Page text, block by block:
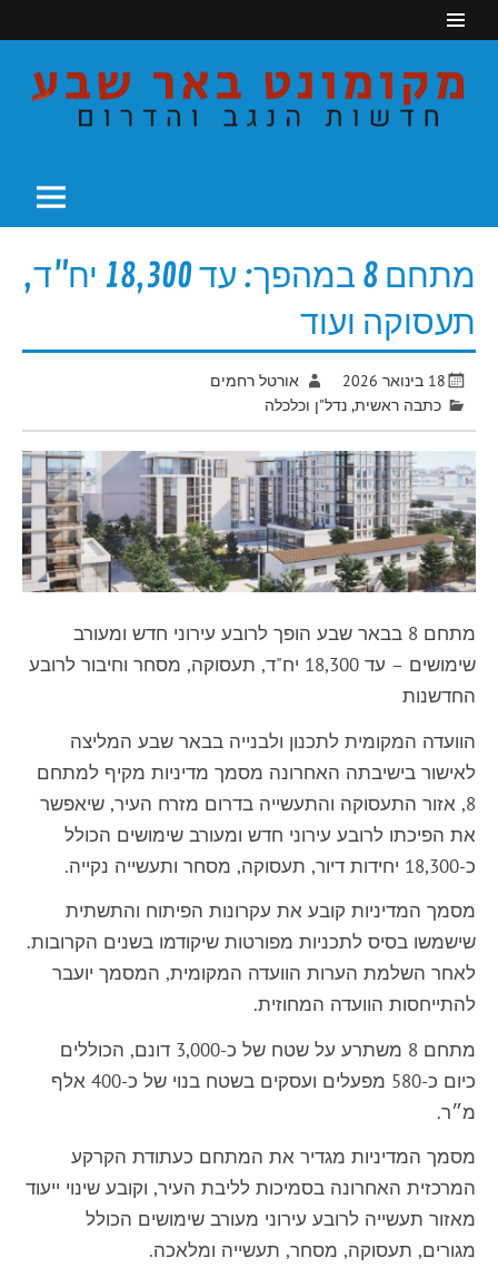
מתחם 8 במהפך: עד 18,300 יח"ד,
תעסוקה ועוד
18 בינואר 2026
אורטל רחמים
כתבה ראשית,נדל"ן וכלכלה
מתחם 8 בבאר שבע הופך לרובע עירוני חדש ומעורב
שימושים – עד 18,300 יח"ד, תעסוקה, מסחר וחיבור לרובע
החדשנות
הוועדה המקומית לתכנון ולבנייה בבאר שבע המליצה
לאישור בישיבתה האחרונה מסמך מדיניות מקיף למתחם
8, אזור התעסוקה והתעשייה בדרום מזרח העיר, שיאפשר
את הפיכתו לרובע עירוני חדש ומעורב שימושים הכולל
כ-18,300 יחידות דיור, תעסוקה, מסחר ותעשייה נקייה.
מסמך המדיניות קובע את עקרונות הפיתוח והתשתית
שישמשו בסיס לתכניות מפורטות שיקודמו בשנים הקרובות.
לאחר השלמת הערות הוועדה המקומית, המסמך יועבר
להתייחסות הוועדה המחוזית.
מתחם 8 משתרע על שטח של כ-3,000 דונם, הכוללים
כיום כ-580 מפעלים ועסקים בשטח בנוי של כ-400 אלף
מ״ר.
מסמך המדיניות מגדיר את המתחם כעתודת הקרקע
המרכזית האחרונה בסמיכות לליבת העיר, וקובע שינוי ייעוד
מאזור תעשייה לרובע עירוני מעורב שימושים הכולל
מגורים, תעסוקה, מסחר, תעשייה ומלאכה.